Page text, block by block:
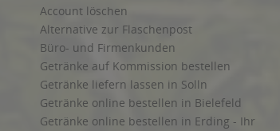
Account löschen
Alternative zur Flaschenpost
Büro- und Firmenkunden
Getränke auf Kommission bestellen
Getränke liefern lassen in Solln
Getränke online bestellen in Bielefeld
Getränke online bestellen in Erding - Ihr